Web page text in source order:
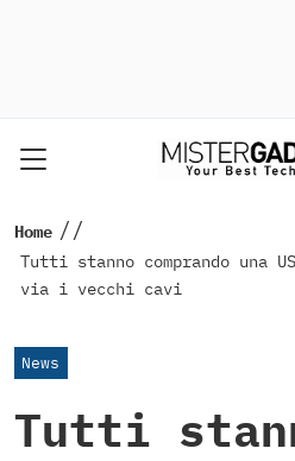
Home //
Tutti stanno comprando una
via i vecchi cavi
News
Tutti